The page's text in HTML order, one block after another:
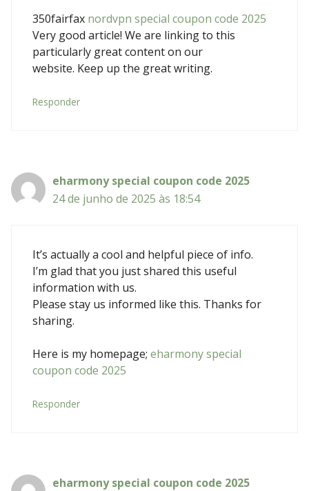
350fairfax nordvpn special coupon code 2025
Very good article! We are linking to this
particularly great content on our
website. Keep up the great writing.
Responder
eharmony special coupon code 2025
24 de junho de 2025 às 18:54
It’s actually a cool and helpful piece of info.
I’m glad that you just shared this useful
information with us.
Please stay us informed like this. Thanks for
sharing.
Here is my homepage; eharmony special
coupon code 2025
Responder
eharmony special coupon code 2025